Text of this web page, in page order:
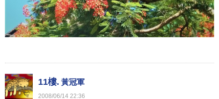
11樓. 黃冠軍
2008/06/14 22:36